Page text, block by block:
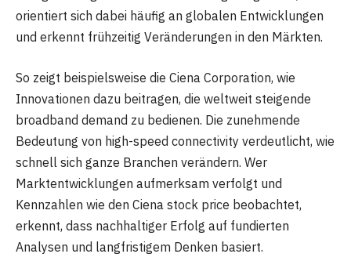
orientiert sich dabei häufig an globalen Entwicklungen
und erkennt frühzeitig Veränderungen in den Märkten.
So zeigt beispielsweise die Ciena Corporation, wie
Innovationen dazu beitragen, die weltweit steigende
broadband demand zu bedienen. Die zunehmende
Bedeutung von high-speed connectivity verdeutlicht, wie
schnell sich ganze Branchen verändern. Wer
Marktentwicklungen aufmerksam verfolgt und
Kennzahlen wie den Ciena stock price beobachtet,
erkennt, dass nachhaltiger Erfolg auf fundierten
Analysen und langfristigem Denken basiert.